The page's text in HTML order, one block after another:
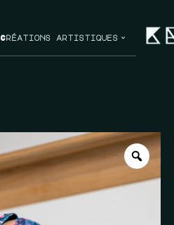
Créations artistiques